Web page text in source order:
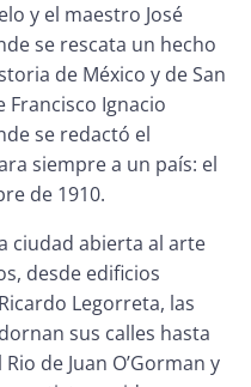
y el maestro José
se rescata un hecho
de México y de San
Francisco Ignacio
se redactó el
siempre a un país: el
de 1910.
ciudad abierta al arte
desde edificios
Legorreta, las
sus calles hasta
de Juan O’Gorman y